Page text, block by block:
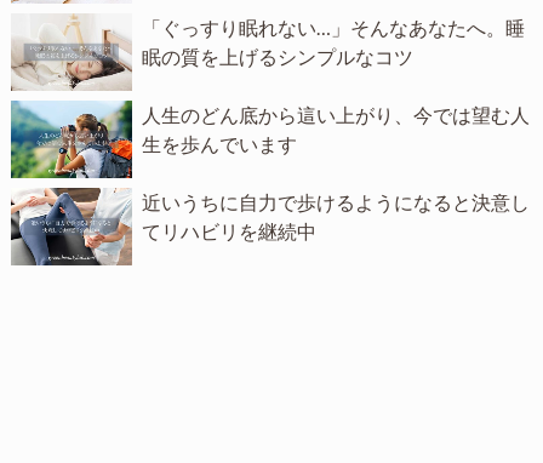
「ぐっすり眠れない…」そんなあなたへ。睡
眠の質を上げるシンプルなコツ
人生のどん底から這い上がり、今では望む人
生を歩んでいます
近いうちに自力で歩けるようになると決意し
てリハビリを継続中